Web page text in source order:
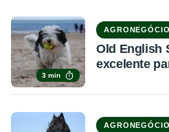
3 min
AGRONEGÓCIO
Old English
excelente
AGRONEGÓCIO